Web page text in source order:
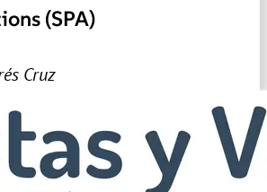
(SPA)
Cruz